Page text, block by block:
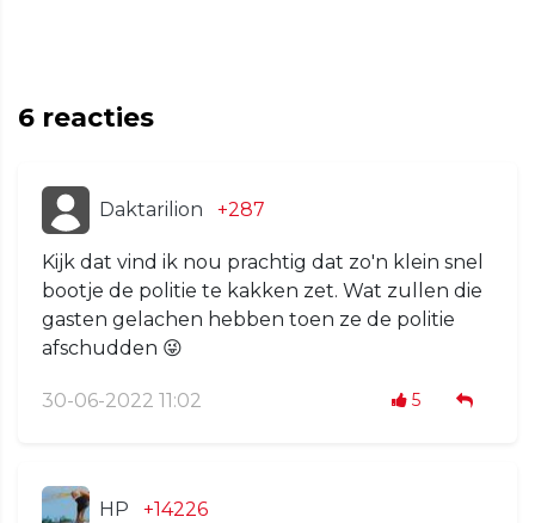
6 reacties
Daktarilion +287
Kijk dat vind ik nou prachtig dat zo'n klein snel
bootje de politie te kakken zet. Wat zullen die
gasten gelachen hebben toen ze de politie
afschudden 😜
30-06-2022 11:02 5
HP +14226